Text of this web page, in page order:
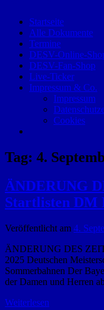
Startseite
Alle Dokumente
Termine
DESV-Online-
DESV-Fan-Shop
Live-Ticker
Impressum & Co.
Impressum
Cookies
Tag: 4.
ÄNDERUNG
Startlisten DM
Veröffentlicht am 4.
ÄNDERUNG DES
2025 Deutschen
Sommerbahnen Der
der Damen und Herren
Weiterlesen